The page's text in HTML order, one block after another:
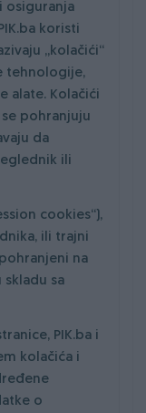
osiguranja
koristi
„kolačići“
tehnologije,
alate. Kolačići
pohranjuju
da
ili
cookies“),
ili trajni
na
skladu sa
PIK.ba i
kolačića i
o